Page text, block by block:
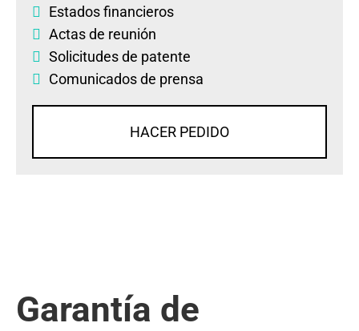
Estados financieros
Actas de reunión
Solicitudes de patente
Comunicados de prensa
HACER PEDIDO
Garantía de